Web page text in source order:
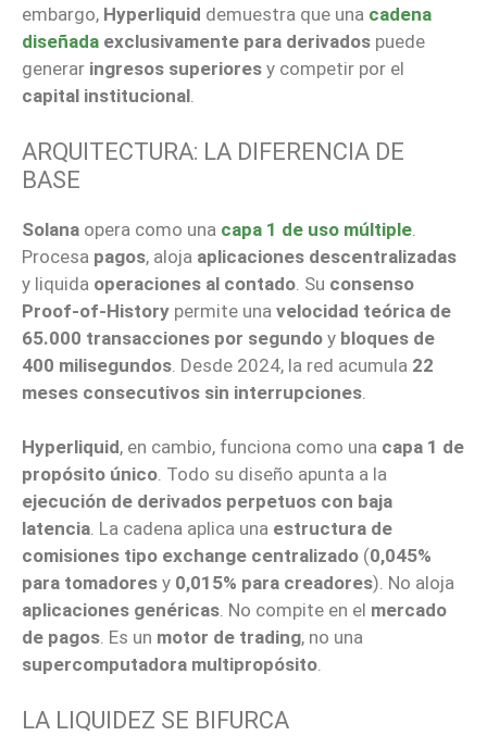
embargo, Hyperliquid demuestra que una cadena
diseñada exclusivamente para derivados puede
generar ingresos superiores y competir por el
capital institucional.
ARQUITECTURA: LA DIFERENCIA DE
BASE
Solana opera como una capa 1 de uso múltiple
Procesa pagos, aloja aplicaciones descentralizadas
y liquida operaciones al contado . Su consenso
Proof-of-History permite una velocidad teórica de
65.000 transacciones por segundo y bloques de
400 milisegundos . Desde 2024, la red acumula 22
meses consecutivos sin interrupciones
Hyperliquid, en cambio, funciona como una capa 1 de
propósito único. Todo su diseño apunta a la
ejecución de derivados perpetuos con baja
latencia. La cadena aplica una estructura de
comisiones tipo exchange centralizado (0,045%
para tomadores y 0,015% para creadores). No aloja
aplicaciones genéricas. No compite en el mercado
de pagos. Es un motor de trading, no una
supercomputadora multipropósito.
LA LIQUIDEZ SE BIFURCA